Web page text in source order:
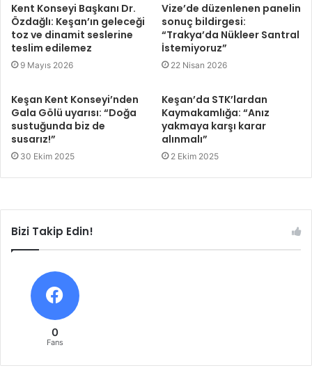
Kent Konseyi Başkanı Dr.
Özdağlı: Keşan’ın geleceği
toz ve dinamit seslerine
teslim edilemez
9 Mayıs 2026
Vize’de düzenlenen panelin
sonuç bildirgesi:
“Trakya’da Nükleer Santral
İstemiyoruz”
22 Nisan 2026
Keşan Kent Konseyi’nden
Gala Gölü uyarısı: “Doğa
sustuğunda biz de
susarız!”
30 Ekim 2025
Keşan’da STK’lardan
Kaymakamlığa: “Anız
yakmaya karşı karar
alınmalı”
2 Ekim 2025
Bizi Takip Edin!
0
Fans